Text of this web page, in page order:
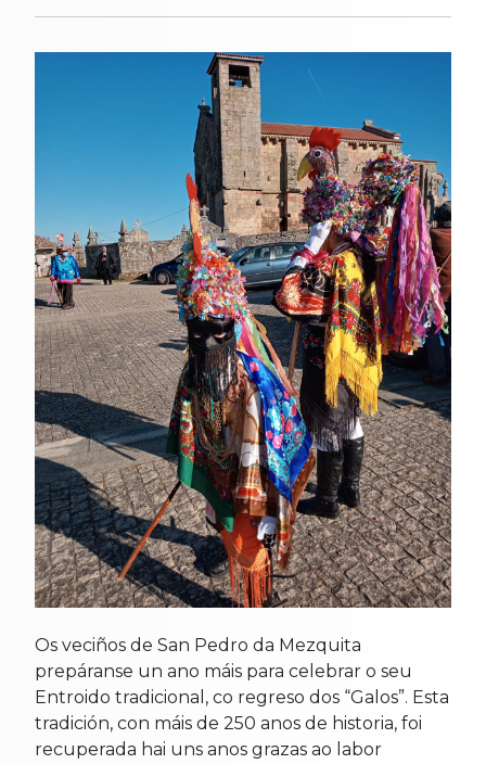
Os veciños de San Pedro da Mezquita
prepáranse un ano máis para celebrar o seu
Entroido tradicional, co regreso dos “Galos”. Esta
tradición, con máis de 250 anos de historia, foi
recuperada hai uns anos grazas ao labor